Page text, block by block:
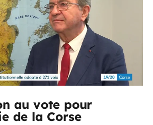
au vote pour
de la Corse